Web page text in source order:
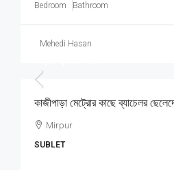
Bedroom Bathroom
Mehedi Hasan
কাজীপাড়া মেট্রোর কাছে ব্যাচেলর
Mirpur
SUBLET